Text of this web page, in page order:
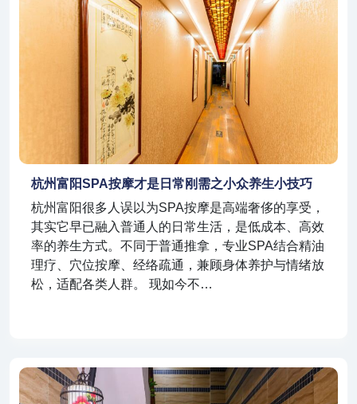
杭州富阳SPA按摩才是日常刚需之小众养生小技巧
杭州富阳很多人误以为SPA按摩是高端奢侈的享受，
其实它早已融入普通人的日常生活，是低成本、高效
率的养生方式。不同于普通推拿，专业SPA结合精油
理疗、穴位按摩、经络疏通，兼顾身体养护与情绪放
松，适配各类人群。 现如今不…